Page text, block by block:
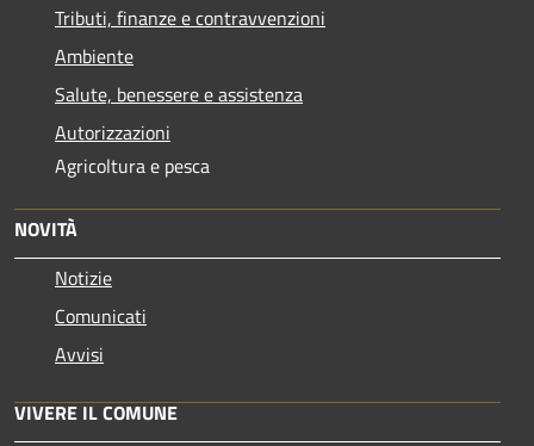
Tributi, finanze e contravvenzioni
Ambiente
Salute, benessere e assistenza
Autorizzazioni
Agricoltura e pesca
NOVITÀ
Notizie
Comunicati
Avvisi
VIVERE IL COMUNE